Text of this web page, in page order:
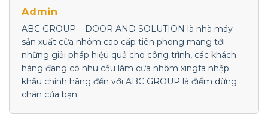
Admin
ABC GROUP – DOOR AND SOLUTION là nhà máy
sản xuất cửa nhôm cao cấp tiên phong mang tới
những giải pháp hiệu quả cho công trình, các khách
hàng đang có nhu cầu làm cửa nhôm xingfa nhập
khẩu chính hãng đến với ABC GROUP là điểm dừng
chân của bạn.